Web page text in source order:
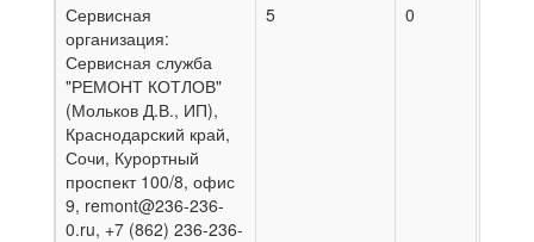
Сервисная
организация:
Сервисная служба
"РЕМОНТ КОТЛОВ"
(Мольков Д.В., ИП),
Краснодарский край,
Сочи, Курортный
проспект 100/8, офис
9, remont@236-236-
0.ru, +7 (862) 236-236-
5 0